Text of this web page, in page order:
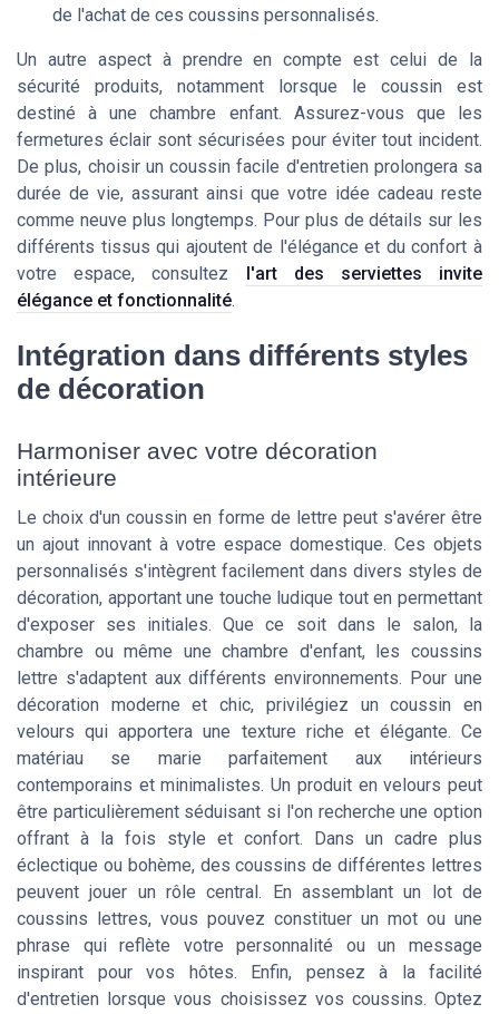
de l'achat de ces coussins personnalisés.
Un autre aspect à prendre en compte est celui de la
sécurité produits, notamment lorsque le coussin est
destiné à une chambre enfant. Assurez-vous que les
fermetures éclair sont sécurisées pour éviter tout incident.
De plus, choisir un coussin facile d'entretien prolongera sa
durée de vie, assurant ainsi que votre idée cadeau reste
comme neuve plus longtemps. Pour plus de détails sur les
différents tissus qui ajoutent de l'élégance et du confort à
votre espace, consultez l'art des serviettes invite
élégance et fonctionnalité.
Intégration dans différents styles
de décoration
Harmoniser avec votre décoration
intérieure
Le choix d'un coussin en forme de lettre peut s'avérer être
un ajout innovant à votre espace domestique. Ces objets
personnalisés s'intègrent facilement dans divers styles de
décoration, apportant une touche ludique tout en permettant
d'exposer ses initiales. Que ce soit dans le salon, la
chambre ou même une chambre d'enfant, les coussins
lettre s'adaptent aux différents environnements. Pour une
décoration moderne et chic, privilégiez un coussin en
velours qui apportera une texture riche et élégante. Ce
matériau se marie parfaitement aux intérieurs
contemporains et minimalistes. Un produit en velours peut
être particulièrement séduisant si l'on recherche une option
offrant à la fois style et confort. Dans un cadre plus
éclectique ou bohème, des coussins de différentes lettres
peuvent jouer un rôle central. En assemblant un lot de
coussins lettres, vous pouvez constituer un mot ou une
phrase qui reflète votre personnalité ou un message
inspirant pour vos hôtes. Enfin, pensez à la facilité
d'entretien lorsque vous choisissez vos coussins. Optez